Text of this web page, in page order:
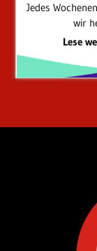
Jedes
wir
Lese